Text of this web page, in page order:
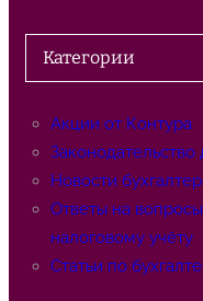
к
Категории
Акции от Контура
Законодательство
Новости
Ответы на
налоговому учёту
Статьи по